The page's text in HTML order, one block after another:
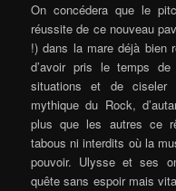
On concédera que le
réussite de ce nouveau
!) dans la mare déjà bien
d’avoir pris le temps
situations et de ciseler
mythique du Rock,
plus que les autres ce
tabous ni interdits où la
pouvoir. Ulysse et ses
quête sans espoir mais